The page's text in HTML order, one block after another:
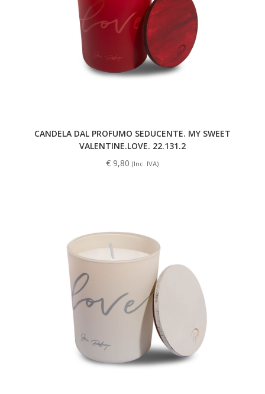
CANDELA DAL PROFUMO SEDUCENTE. MY SWEET
VALENTINE.LOVE. 22.131.2
€ 9,80 (Inc. IVA)